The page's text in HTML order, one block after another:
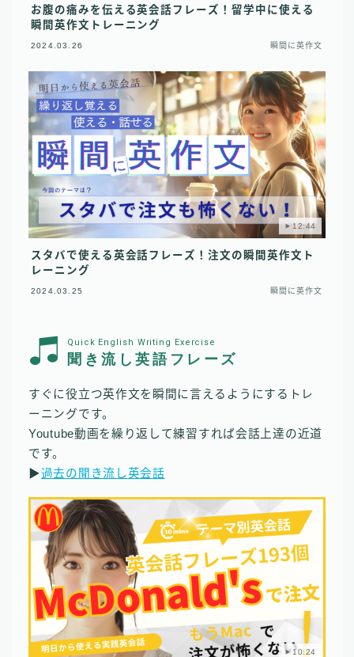
お腹の痛みを伝える英会話フレーズ！留学中に使える
瞬間英作文トレーニング
2024.03.26 瞬間に英作文
12:44
スタバで使える英会話フレーズ！注文の瞬間英作文ト
レーニング
2024.03.25 瞬間に英作文
Quick English Writing Exercise
聞き流し英語フレーズ
すぐに役立つ英作文を瞬間に言えるようにするトレ
ーニングです。
Youtube動画を繰り返して練習すれば会話上達の近道
です。
▶︎過去の聞き流し英会話
10:24